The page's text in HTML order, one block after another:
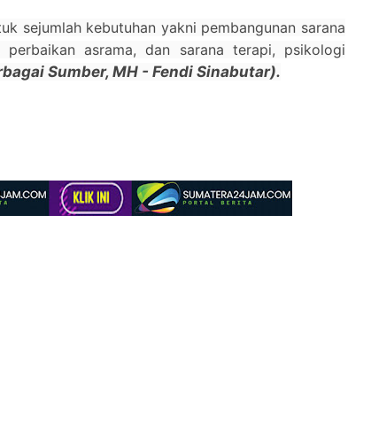
sejumlah kebutuhan yakni pembangunan sarana
perbaikan asrama, dan sarana terapi, psikologi
Sumber, MH - Fendi Sinabutar).